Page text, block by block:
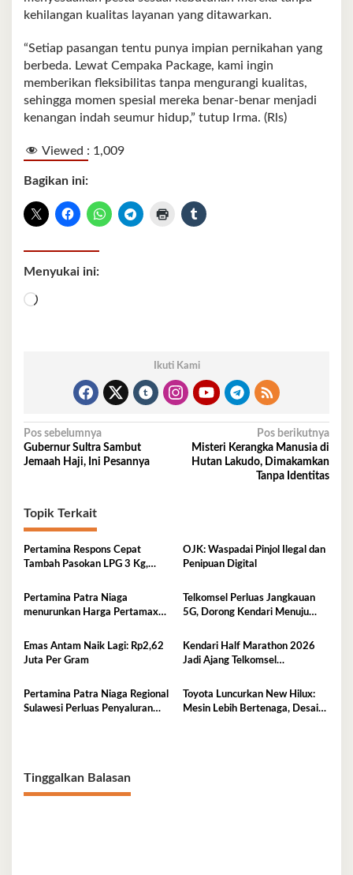
kehilangan kualitas layanan yang ditawarkan.
“Setiap pasangan tentu punya impian pernikahan yang
berbeda. Lewat Cempaka Package, kami ingin
memberikan fleksibilitas tanpa mengurangi kualitas,
sehingga momen spesial mereka benar-benar menjadi
kenangan indah seumur hidup,” tutup Irma. (Rls)
Viewed : 1,009
Bagikan ini:
Menyukai ini:
Memuat...
Ikuti Kami
Navigasi
pos
Pos sebelumnya
Gubernur Sultra Sambut
Jemaah Haji, Ini Pesannya
Pos berikutnya
Misteri Kerangka Manusia di
Hutan Lakudo, Dimakamkan
Tanpa Identitas
Topik Terkait
Pertamina Respons Cepat
Tambah Pasokan LPG 3 Kg,
Selatan Berlangsung Kondusif
OJK: Waspadai Pinjol Ilegal dan
Penipuan Digital
Pertamina Patra Niaga
menurunkan Harga Pertamax
Telkomsel Perluas Jangkauan
5G, Dorong Kendari Menuju
Emas Antam Naik Lagi: Rp2,62
Juta Per Gram
Kendari Half Marathon 2026
Jadi Ajang Telkomsel
Terintegrasi
Pertamina Patra Niaga Regional
Sulawesi Perluas Penyaluran
Toyota Luncurkan New Hilux:
Mesin Lebih Bertenaga, Desain
Tinggalkan Balasan